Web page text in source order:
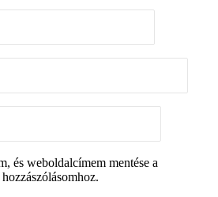
és weboldalcímem mentése a